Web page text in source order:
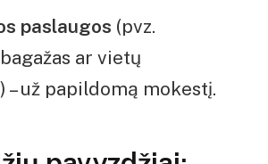
paslaugos (pvz.
ar vietų
– už papildomą mokestį.